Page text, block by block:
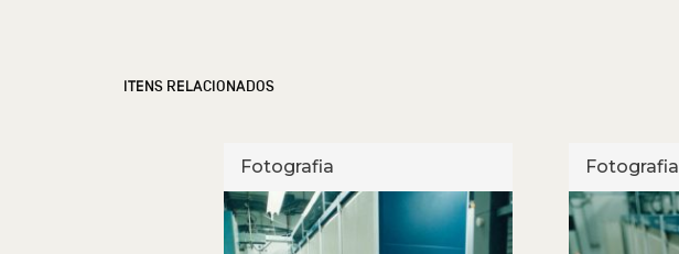
ITENS RELACIONADOS
Fotografia Fotografia